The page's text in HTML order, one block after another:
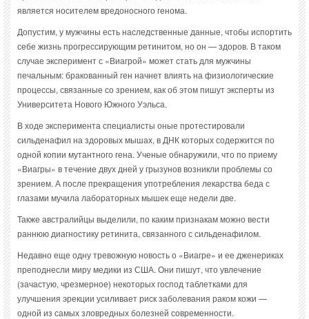
является носителем вредоносного генома.
Допустим, у мужчины есть наследственные данные, чтобы испортить
себе жизнь прогрессирующим ретинитом, но он — здоров. В таком
случае эксперимент с «Виагрой» может стать для мужчины
печальным: бракованный ген начнет влиять на физиологические
процессы, связанные со зрением, как об этом пишут эксперты из
Университета Нового Южного Уэльса.
В ходе эксперимента специалисты оные протестировали
сильденафил на здоровых мышах, в ДНК которых содержится по
одной копии мутантного гена. Ученые обнаружили, что по приему
«Виагры» в течение двух дней у грызунов возникли проблемы со
зрением. А после прекращения употребления лекарства беда с
глазами мучила лабораторных мышек еще недели две.
Также австралийцы выделили, по каким признакам можно вести
раннюю диагностику ретинита, связанного с сильденафилом.
Недавно еще одну тревожную новость о «Виагре» и ее дженериках
преподнесли миру медики из США. Они пишут, что увлечение
(зачастую, чрезмерное) некоторых господ таблетками для
улучшения эрекции усиливает риск заболевания раком кожи —
одной из самых зловредных болезней современности.